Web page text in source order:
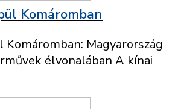
Komáromban
Komáromban: Magyarország
élvonalában A kínai